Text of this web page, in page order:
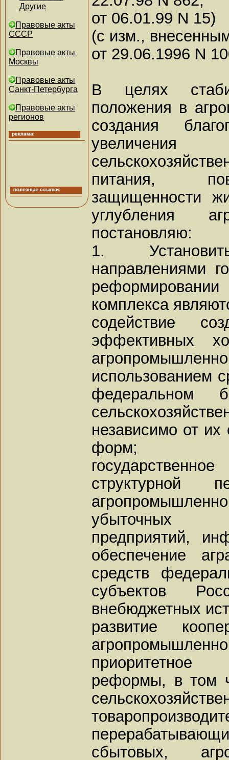
Другие
Правовые акты
СССР
Правовые акты
Москвы
Правовые акты
Санкт-Петербурга
Правовые акты
регионов
от 06.01.99 N 15)
(с изм.,
от 29.06.1996 N
В целях
положения в
создания
питания,
защищенности
углубления
постановляю:
1.
направлениями
комплекса
содействие
эффективных
использованием
федеральном
независимо от их
форм;
структурной
убыточных
предприятий,
обеспечение
средств
субъектов
внебюджетных
развитие
приоритетное
реформы, в том
сбытовых,